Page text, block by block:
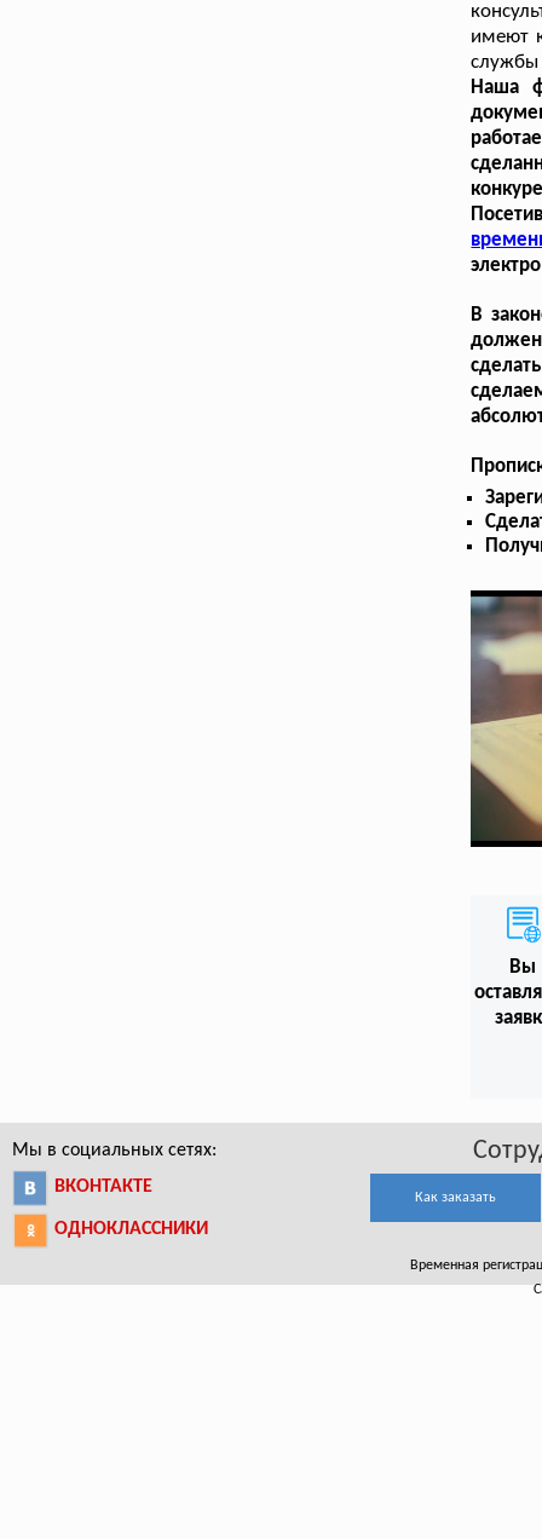
имеют
службы
Наша
В
должен
Вы
Мы в социальных сетях:
ВКОНТАКТЕ
ОДНОКЛАССНИКИ
Как заказать
Временная